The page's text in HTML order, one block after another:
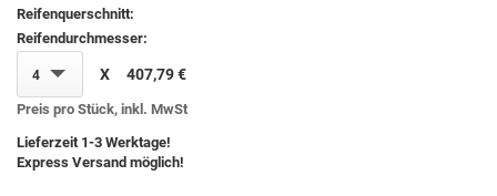
Reifenquerschnitt:
Reifendurchmesser:
4 X 407,79 €
Preis pro Stück, inkl. MwSt
Lieferzeit 1-3 Werktage!
Express Versand möglich!